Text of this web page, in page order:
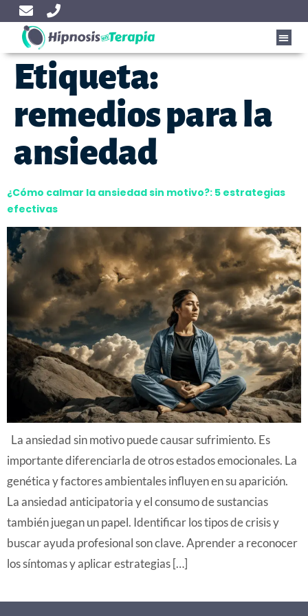
Etiqueta:
remedios para la
ansiedad
¿Cómo calmar la ansiedad sin motivo?: 5 estrategias
efectivas
La ansiedad sin motivo puede causar sufrimiento. Es
importante diferenciarla de otros estados emocionales. La
genética y factores ambientales influyen en su aparición.
La ansiedad anticipatoria y el consumo de sustancias
también juegan un papel. Identificar los tipos de crisis y
buscar ayuda profesional son clave. Aprender a reconocer
los síntomas y aplicar estrategias […]